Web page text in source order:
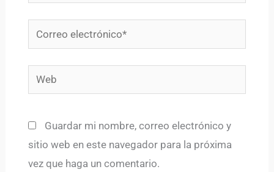
Correo
electrónico*
Web
Guardar mi nombre, correo electrónico y
sitio web en este navegador para la próxima
vez que haga un comentario.